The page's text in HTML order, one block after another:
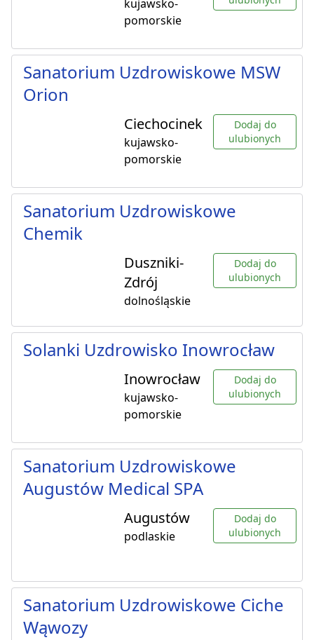
kujawsko-
pomorskie
Sanatorium Uzdrowiskowe MSW
Orion
Ciechocinek
kujawsko-
pomorskie
Dodaj do
ulubionych
Sanatorium Uzdrowiskowe
Chemik
Duszniki-
Zdrój
dolnośląskie
Dodaj do
ulubionych
Solanki Uzdrowisko Inowrocław
Inowrocław
kujawsko-
pomorskie
Dodaj do
ulubionych
Sanatorium Uzdrowiskowe
Augustów Medical SPA
Augustów
podlaskie
Dodaj do
ulubionych
Sanatorium Uzdrowiskowe Ciche
Wąwozy